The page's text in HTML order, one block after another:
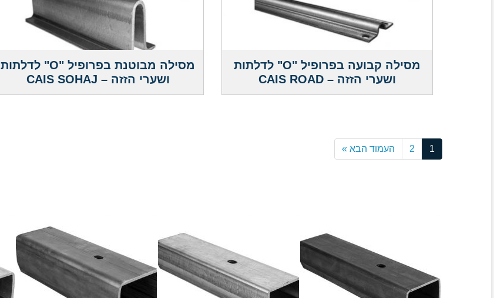
מסילה קבועה בפרופיל "O" לדלתות
ושערי הזזה – CAIS ROAD
מסילה מבוטנת בפרופיל "O" לדלתות
ושערי הזזה – CAIS SOHAJ
1
2 העמוד הבא »